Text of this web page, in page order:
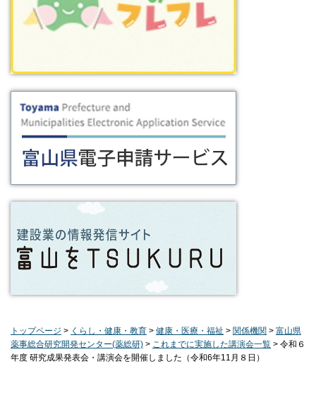
トップページ > くらし・健康・教育 > 健康・医療・福祉 > 関係機関 > 富山県
薬事総合研究開発センター(薬総研) > これまでに実施した講演会一覧 > 令和６
年度 研究成果発表会・講演会を開催しました（令和6年11月８日）